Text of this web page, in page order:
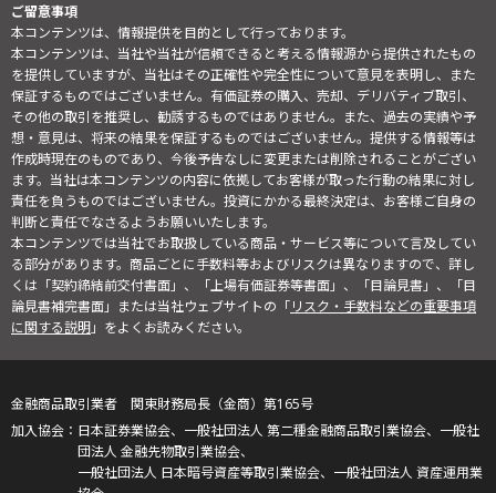
ご留意事項
本コンテンツは、情報提供を目的として行っております。
本コンテンツは、当社や当社が信頼できると考える情報源から提供されたもの
を提供していますが、当社はその正確性や完全性について意見を表明し、また
保証するものではございません。有価証券の購入、売却、デリバティブ取引、
その他の取引を推奨し、勧誘するものではありません。また、過去の実績や予
想・意見は、将来の結果を保証するものではございません。提供する情報等は
作成時現在のものであり、今後予告なしに変更または削除されることがござい
ます。当社は本コンテンツの内容に依拠してお客様が取った行動の結果に対し
責任を負うものではございません。投資にかかる最終決定は、お客様ご自身の
判断と責任でなさるようお願いいたします。
本コンテンツでは当社でお取扱している商品・サービス等について言及してい
る部分があります。商品ごとに手数料等およびリスクは異なりますので、詳し
くは「契約締結前交付書面」、「上場有価証券等書面」、「目論見書」、「目
論見書補完書面」または当社ウェブサイトの「リスク・手数料などの重要事項
に関する説明」をよくお読みください。
金融商品取引業者 関東財務局長（金商）第165号
日本証券業協会、一般社団法人 第二種金融商品取引業協会、一般社
団法人 金融先物取引業協会、
一般社団法人 日本暗号資産等取引業協会、一般社団法人 資産運用業